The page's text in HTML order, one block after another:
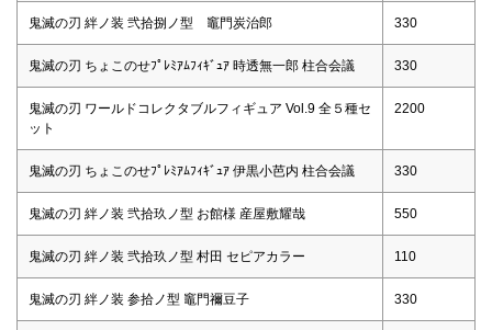
鬼滅の刃 絆ノ装 弐拾捌ノ型 竈門炭治郎 330
鬼滅の刃 ちょこのせﾌﾟﾚﾐｱﾑﾌｨｷﾞｭｱ 時透無一郎 柱合会議 330
鬼滅の刃 ワールドコレクタブルフィギュア Vol.9 全５種セ
ット
2200
鬼滅の刃 ちょこのせﾌﾟﾚﾐｱﾑﾌｨｷﾞｭｱ 伊黒小芭内 柱合会議 330
鬼滅の刃 絆ノ装 弐拾玖ノ型 お館様 産屋敷耀哉 550
鬼滅の刃 絆ノ装 弐拾玖ノ型 村田 セピアカラー 110
鬼滅の刃 絆ノ装 参拾ノ型 竈門禰豆子 330